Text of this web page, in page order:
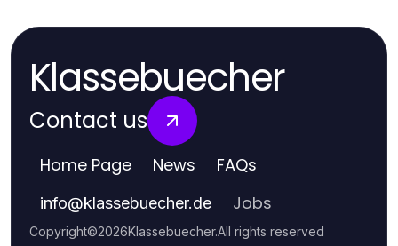
Klassebuecher
Contact us
Home Page News FAQs
info@klassebuecher.de Jobs
Copyright©2026Klassebuecher.All rights reserved